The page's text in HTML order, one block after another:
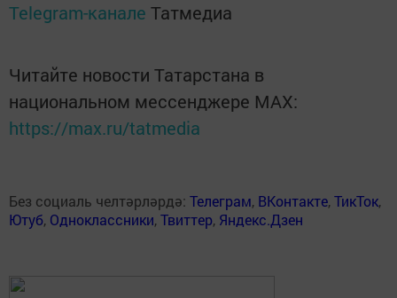
Telegram-канале Татмедиа
Читайте новости Татарстана в
национальном мессенджере MАХ:
https://max.ru/tatmedia
Без социаль челтәрләрдә: Телеграм, ВКонтакте,ТикТок,
Ютуб, Одноклассники,Твиттер, Яндекс.Дзен